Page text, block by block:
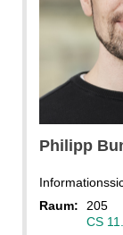
Philipp
Raum:
205
CS